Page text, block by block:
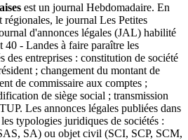
est un journal Hebdomadaire. En
régionales, le journal Les Petites
d'annonces légales (JAL) habilité
40 - Landes à faire paraître les
des entreprises : constitution de société
; changement du montant de
de commissaire aux comptes ;
de siège social ; transmission
Les annonces légales publiées dans
typologies juridiques de sociétés :
SA) ou objet civil (SCI, SCP, SCM,